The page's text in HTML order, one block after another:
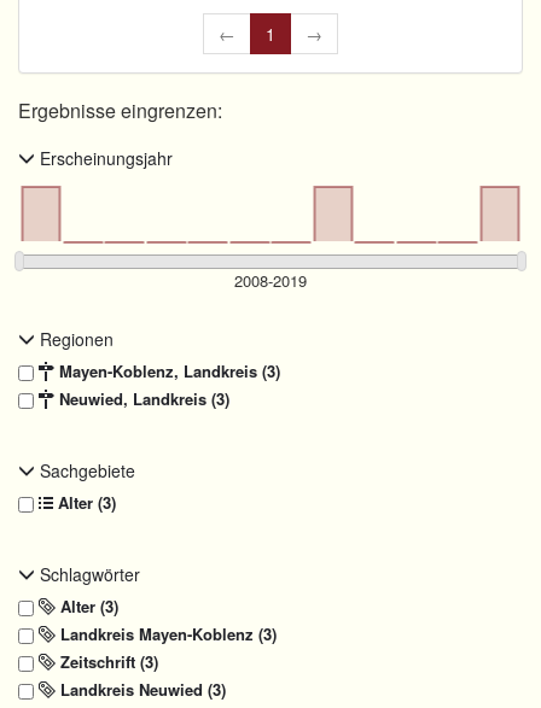
← 1 →
Ergebnisse eingrenzen:
Erscheinungsjahr
Regionen
Mayen-Koblenz, Landkreis (3)
Neuwied, Landkreis (3)
Sachgebiete
Alter (3)
Schlagwörter
Alter (3)
Landkreis Mayen-Koblenz (3)
Zeitschrift (3)
Landkreis Neuwied (3)